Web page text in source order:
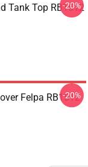
Tank Top RB1512
-20%
Felpa RB1512
-20%